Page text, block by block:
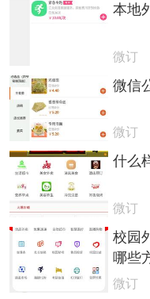
本地
微订
微信
微订
什么
微订
校园
哪些
微订